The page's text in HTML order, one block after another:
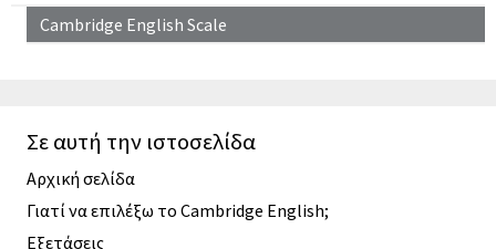
Cambridge English Scale
Σε αυτή την ιστοσελίδα
Αρχική σελίδα
Γιατί να επιλέξω το Cambridge English;
Εξετάσεις